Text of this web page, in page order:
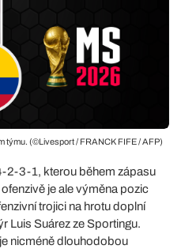
týmu. (©Livesport / FRANCK FIFE / AFP)
2-3-1, kterou během zápasu
je ale výměna pozic
trojici na hrotu doplní
Luis Suárez ze Sportingu.
nicméně dlouhodobou